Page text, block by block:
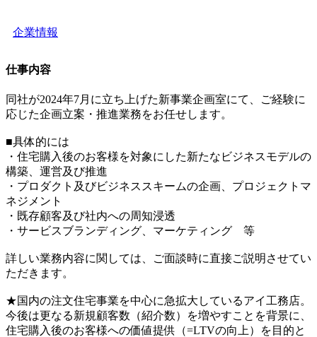
企業情報
仕事内容
同社が2024年7月に立ち上げた新事業企画室にて、ご経験に
応じた企画立案・推進業務をお任せします。
■具体的には
・住宅購入後のお客様を対象にした新たなビジネスモデルの
構築、運営及び推進
・プロダクト及びビジネススキームの企画、プロジェクトマ
ネジメント
・既存顧客及び社内への周知浸透
・サービスブランディング、マーケティング 等
詳しい業務内容に関しては、ご面談時に直接ご説明させてい
ただきます。
★国内の注文住宅事業を中心に急拡大しているアイ工務店。
今後は更なる新規顧客数（紹介数）を増やすことを背景に、
住宅購入後のお客様への価値提供（=LTVの向上）を目的と